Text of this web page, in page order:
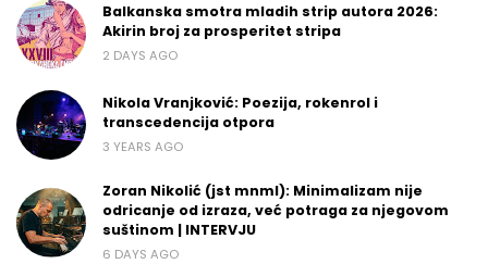
Balkanska smotra mladih strip autora 2026:
Akirin broj za prosperitet stripa
2 DAYS AGO
Nikola Vranjković: Poezija, rokenrol i
transcedencija otpora
3 YEARS AGO
Zoran Nikolić (jst mnml): Minimalizam nije
odricanje od izraza, već potraga za njegovom
suštinom | INTERVJU
6 DAYS AGO